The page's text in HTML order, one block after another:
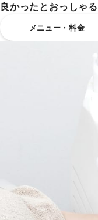
良かったとおっしゃ
メニュー・料金